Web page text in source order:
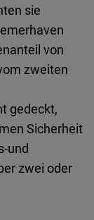
sie
von
zweiten
gedeckt,
Sicherheit
und
zwei oder